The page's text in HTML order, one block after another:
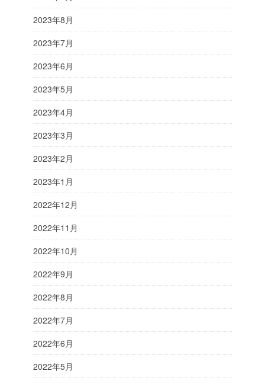
2023年8月
2023年7月
2023年6月
2023年5月
2023年4月
2023年3月
2023年2月
2023年1月
2022年12月
2022年11月
2022年10月
2022年9月
2022年8月
2022年7月
2022年6月
2022年5月